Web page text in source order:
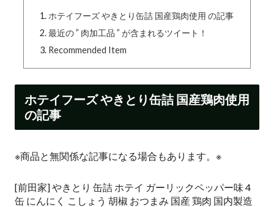
ホテイフーズ やきとり缶詰 国産鶏肉使用 の記事
最近の ” 肉加工品 ” が含まれるツイート！
Recommended Item
ホテイフーズ やきとり缶詰 国産鶏肉使用
の記事
※商品と無関係な記事になる場合もあります。※
[前田家] やきとり 缶詰 ホテイ ガーリックペッパー味 4
缶 にんにく こしょう 胡椒 おつまみ 国産 鶏肉 国内製造